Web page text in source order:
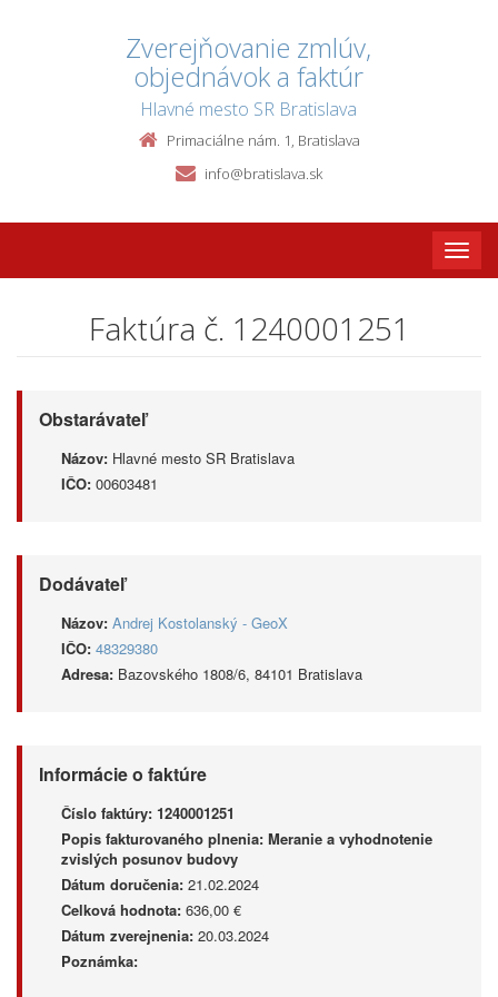
Zverejňovanie zmlúv,
objednávok a faktúr
Hlavné mesto SR Bratislava
Primaciálne nám. 1, Bratislava
info@bratislava.sk
Toggle
Faktúra č. 1240001251
Obstarávateľ
Názov: Hlavné mesto SR Bratislava
IČO: 00603481
Dodávateľ
Názov: Andrej Kostolanský - GeoX
IČO: 48329380
Adresa: Bazovského 1808/6, 84101 Bratislava
Informácie o faktúre
Číslo faktúry: 1240001251
Popis fakturovaného plnenia: Meranie a vyhodnotenie
zvislých posunov budovy
Dátum doručenia: 21.02.2024
Celková hodnota: 636,00 €
Dátum zverejnenia: 20.03.2024
Poznámka: